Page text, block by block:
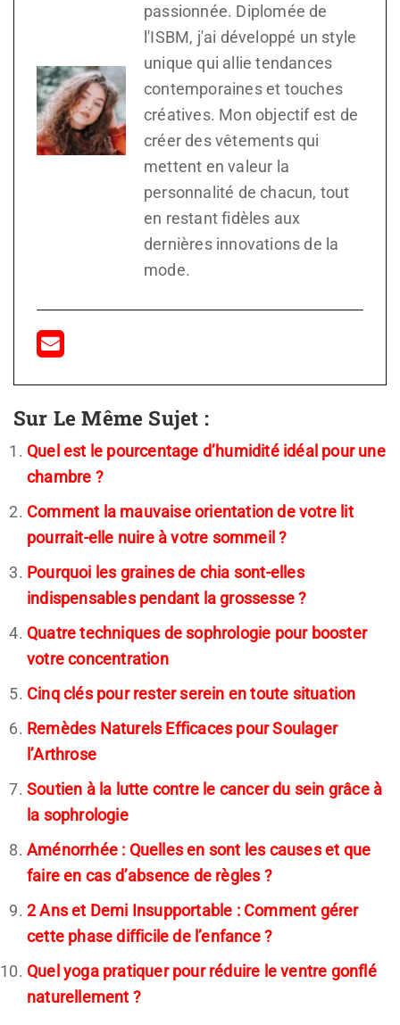
passionnée. Diplomée de
l'ISBM, j'ai développé un style
unique qui allie tendances
contemporaines et touches
créatives. Mon objectif est de
créer des vêtements qui
mettent en valeur la
personnalité de chacun, tout
en restant fidèles aux
dernières innovations de la
mode.
Sur Le Même Sujet :
Quel est le pourcentage d’humidité idéal pour une
chambre ?
Comment la mauvaise orientation de votre lit
pourrait-elle nuire à votre sommeil ?
Pourquoi les graines de chia sont-elles
indispensables pendant la grossesse ?
Quatre techniques de sophrologie pour booster
votre concentration
Cinq clés pour rester serein en toute situation
Remèdes Naturels Efficaces pour Soulager
l’Arthrose
Soutien à la lutte contre le cancer du sein grâce à
la sophrologie
Aménorrhée : Quelles en sont les causes et que
faire en cas d’absence de règles ?
2 Ans et Demi Insupportable : Comment gérer
cette phase difficile de l’enfance ?
Quel yoga pratiquer pour réduire le ventre gonflé
naturellement ?